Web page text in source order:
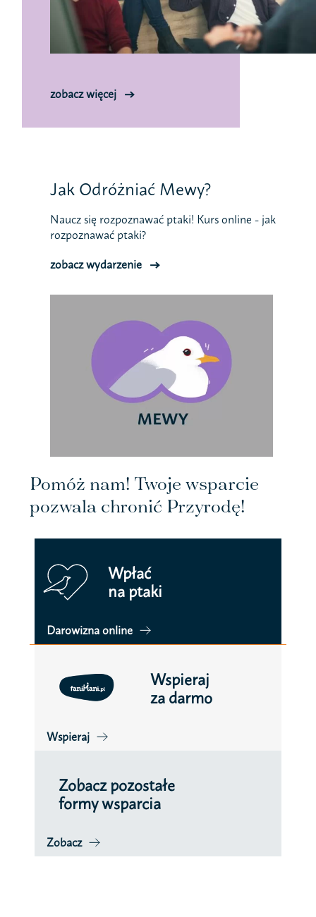
zobacz więcej
Jak Odróżniać Mewy?
Naucz się rozpoznawać ptaki! Kurs online - jak
rozpoznawać ptaki?
zobacz wydarzenie
Pomóż nam! Twoje wsparcie
pozwala chronić Przyrodę!
Wpłać
na ptaki
Darowizna online
Wspieraj
za darmo
Wspieraj
Zobacz pozostałe
formy wsparcia
Zobacz